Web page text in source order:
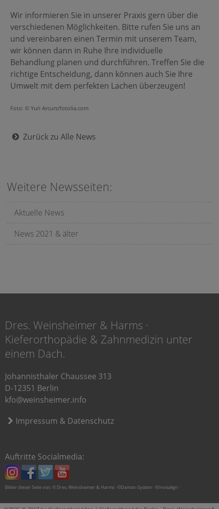
Wir informieren Sie in unserer Praxis gern über die
verschiedenen Möglichkeiten. Bitte rufen Sie uns an
und vereinbaren einen Termin mit unserem Team,
wir können dann in Ruhe Ihre individuelle
Behandlung planen und durchführen. Treffen Sie die
richtige Entscheidung, dann können auch Sie Ihre
Umwelt mit dem perfekten Lachen überzeugen!
Foto: © Yuri Arcurs/fotolia.com
Zurück zu Alle News
Weitere Newsseiten:
Aktuelle News
News 2021 & älter
Dres. Weinsheimer & Harms ·
Kieferorthopädie & Zahnmedizin unter
einem Dach.
Johannisthaler Chaussee 313
D-12351 Berlin
kfo@weinsheimer.info
Impressum & Datenschutz
Auftritte Socialmedia:
Bilder dieser Seite von: © Dres. Weinsheimer & Harms · ©Damon-System · ©Invisalign ·